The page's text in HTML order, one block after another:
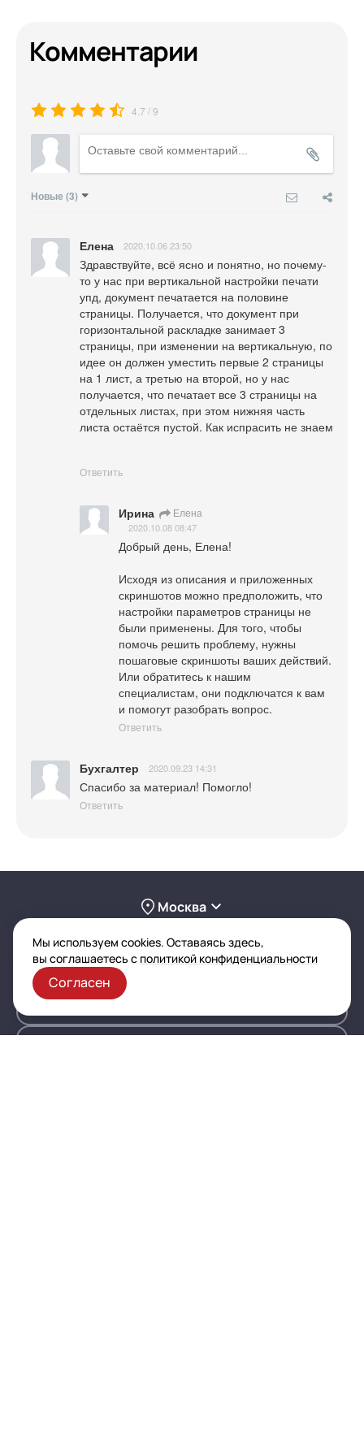
Комментарии
4.7 /9
Новые (3)
Елена 2020.10.06 23:50
Здравствуйте, всё ясно и понятно, но почему-
то у нас при вертикальной настройки печати
упд, документ печатается на половине
страницы. Получается, что документ при
горизонтальной раскладке занимает 3
страницы, при изменении на вертикальную, по
идее он должен уместить первые 2 страницы
на 1 лист, а третью на второй, но у нас
получается, что печатает все 3 страницы на
отдельных листах, при этом нижняя часть
листа остаётся пустой. Как испрасить не знаем
Ответить
Ирина Елена
2020.10.08 08:47
Добрый день, Елена!
Исходя из описания и приложенных
скриншотов можно предположить, что
настройки параметров страницы не
пошаговые скриншоты ваших действий.
Или обратитесь к нашим
специалистам, они подключатся к вам
Спасибо за материал! Помогло!
Ответить
Москва
Мы используем cookies. Оставаясь здесь,
вы соглашаетесь с политикой конфиденциальности
Согласен